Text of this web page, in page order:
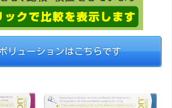
ューションはこちらです